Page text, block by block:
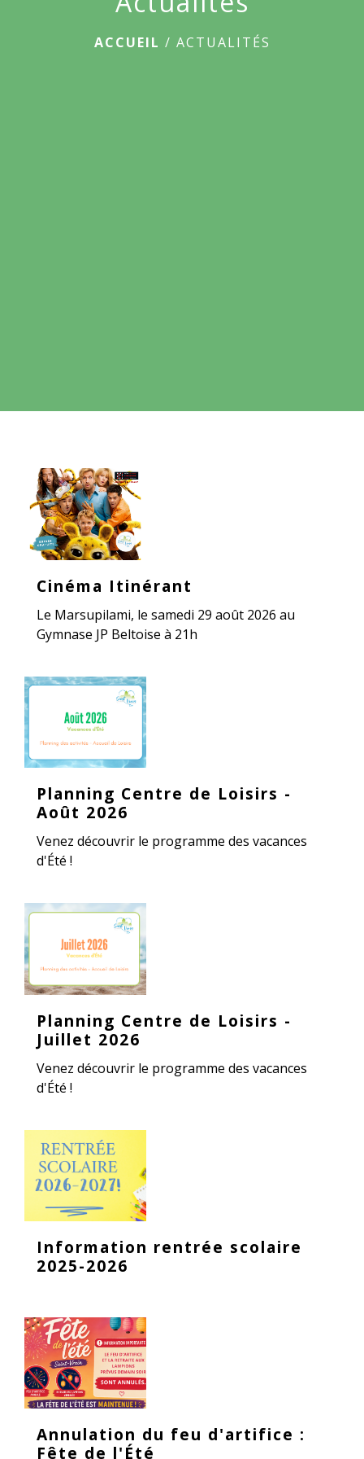
ACCUEIL / ACTUALITÉS
Cinéma Itinérant
Le Marsupilami, le samedi 29 août 2026 au
Gymnase JP Beltoise à 21h
Planning Centre de Loisirs -
Août 2026
Venez découvrir le programme des vacances
d'Été !
Planning Centre de Loisirs -
Juillet 2026
Venez découvrir le programme des vacances
d'Été !
Information rentrée scolaire
2025-2026
Annulation du feu d'artifice :
Fête de l'Été